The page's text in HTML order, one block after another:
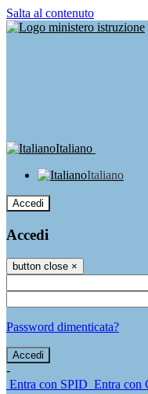
Salta al contenuto
Italiano
Italiano
Accedi
Accedi
button close ×
Password dimenticata?
-
Entra con SPID Entra con